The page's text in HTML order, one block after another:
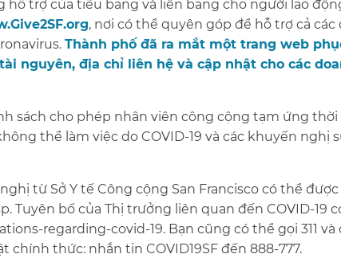
hỗ trợ của tiểu bang và liên bang cho người lao
, nơi có thể quyên góp để hỗ trợ cả
Thành phố đã ra mắt một trang web
nguyên, địa chỉ liên hệ và cập nhật cho các
sách cho phép nhân viên công cộng tạm ứng
thể làm việc do COVID-19 và các khuyến nghị
từ Sở Y tế Công cộng San Francisco có thể
Tuyên bố của Thị trưởng liên quan đến COVID‑19
regarding-covid-19. Bạn cũng có thể gọi 311
chính thức: nhắn tin COVID19SF đến 888-777.​​